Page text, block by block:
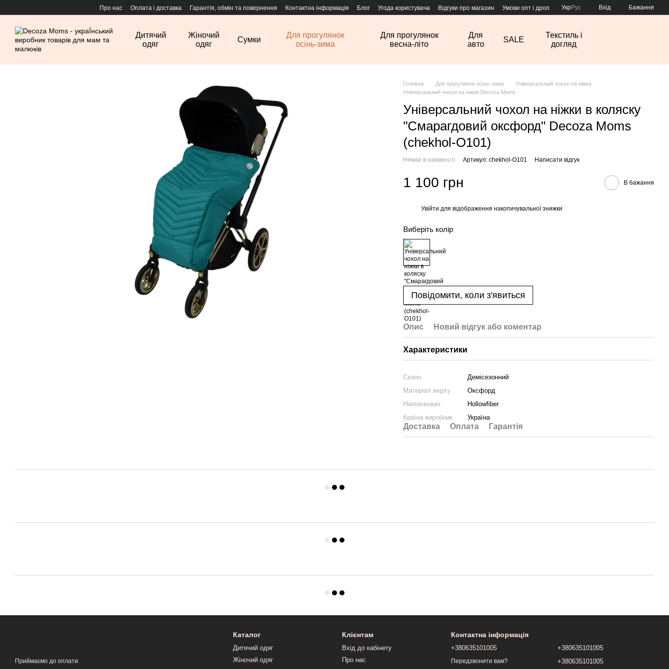
Перейти до основного контентуПро нас Оплата і доставка Гарантія, обмін та повернення Контактна інформація Блог Угода користувача Відгуки про магазин Умови опт і дроп УкрРус Вхід Бажання
Дитячий
одяг
Жіночий
одяг
Сумки
Для прогулянок
осінь-зима
Для прогулянок
весна-літо
Для
авто
SALE
Текстиль і
догляд
Головна Для прогулянок осінь-зима
Універсальний чохол на ніжки
Універсальний чохол на ніжки Decoza Moms
Універсальний чохол на ніжки в коляску
"Смарагдовий оксфорд" Decoza Moms
(chekhol-О101)
Немає в наявності Артикул: chekhol-О101 Написати відгук
1 100 грн В бажання
Увійти для відображення накопичувальної знижки
Виберіть колір
Повідомити, коли з'явиться
Опис Новий відгук або коментар
Характеристики
Сезон
Демісезонний
Матеріал верху
Оксфорд
Наповнювач
Hollowfiber
Країна виробник
Україна
Доставка Оплата Гарантія
Приймаємо до оплати
Каталог
Дитячий одяг
Жіночий одяг
Клієнтам
Вхід до кабінету
Про нас
Контактна інформація
+380635101005
Передзвонити вам?
+380635101005
+380635101005